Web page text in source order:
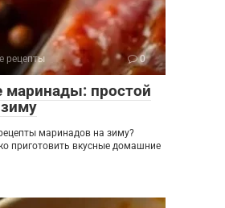
рецепты 0
простой
маринадов на зиму?
приготовить вкусные домашние